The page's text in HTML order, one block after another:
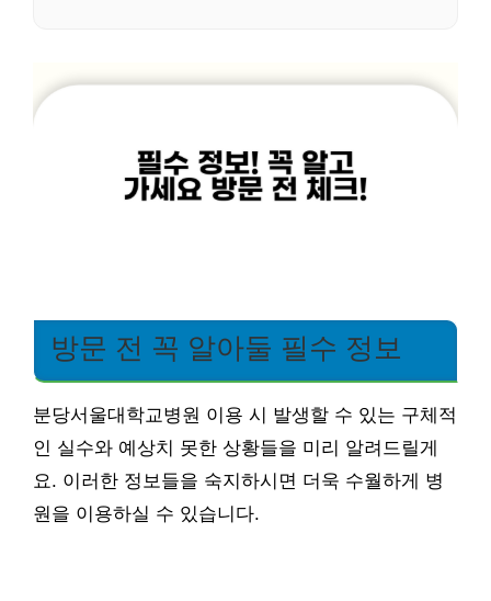
방문 전 꼭 알아둘 필수 정보
분당서울대학교병원 이용 시 발생할 수 있는 구체적
인 실수와 예상치 못한 상황들을 미리 알려드릴게
요. 이러한 정보들을 숙지하시면 더욱 수월하게 병
원을 이용하실 수 있습니다.